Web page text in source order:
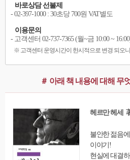
바로상담 선불제
- 02-397-1000 : 30초당 700원 VAT별도
이용문의
- 고객센터 02-737-7365 (월~금 10:00 ~
※ 고객센터 운영시간이 한시적으로 변경 되오
＃ 아래 책 내용에 대해 무
헤르만 헤세
불안한 젊음
이야기!
현실에 대결